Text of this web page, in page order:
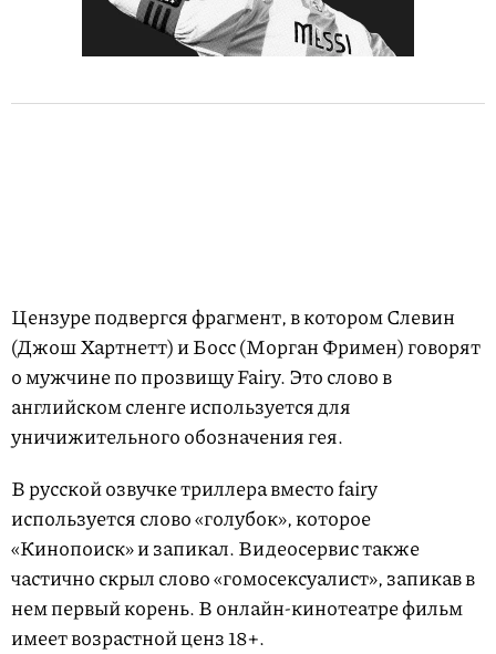
Цензуре подвергся фрагмент, в котором Слевин
(Джош Хартнетт) и Босс (Морган Фримен) говорят
о мужчине по прозвищу Fairy. Это слово в
английском сленге используется для
уничижительного обозначения гея.
В русской озвучке триллера вместо fairy
используется слово «голубок», которое
«Кинопоиск» и запикал. Видеосервис также
частично скрыл слово «гомосексуалист», запикав в
нем первый корень. В онлайн-кинотеатре фильм
имеет возрастной ценз 18+.